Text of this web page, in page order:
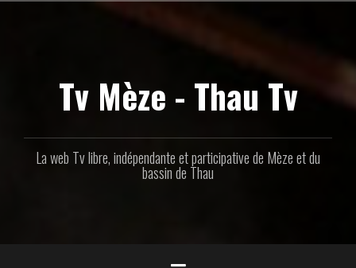
Tv Mèze - Thau Tv
La web Tv libre, indépendante et participative de Mèze et du
bassin de Thau